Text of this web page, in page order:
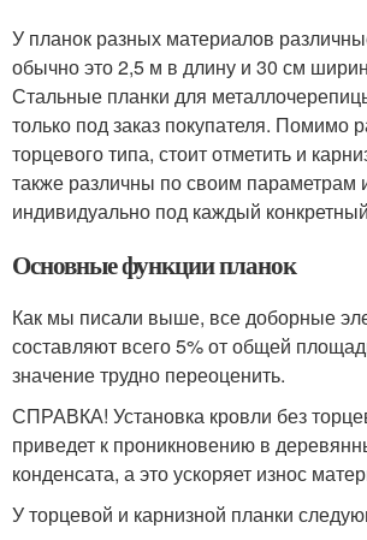
У планок разных материалов
обычно это 2,5 м в длину и 30 см
Стальные планки для
только под заказ покупателя. Помимо
торцевого типа, стоит отметить и
также различны по своим параметрам
индивидуально под каждый
Основные функции планок
Как мы писали выше, все доборные
составляют всего 5% от общей
значение трудно переоценить.
СПРАВКА! Установка кровли без
приведет к проникновению в
конденсата, а это ускоряет износ
У торцевой и карнизной планки